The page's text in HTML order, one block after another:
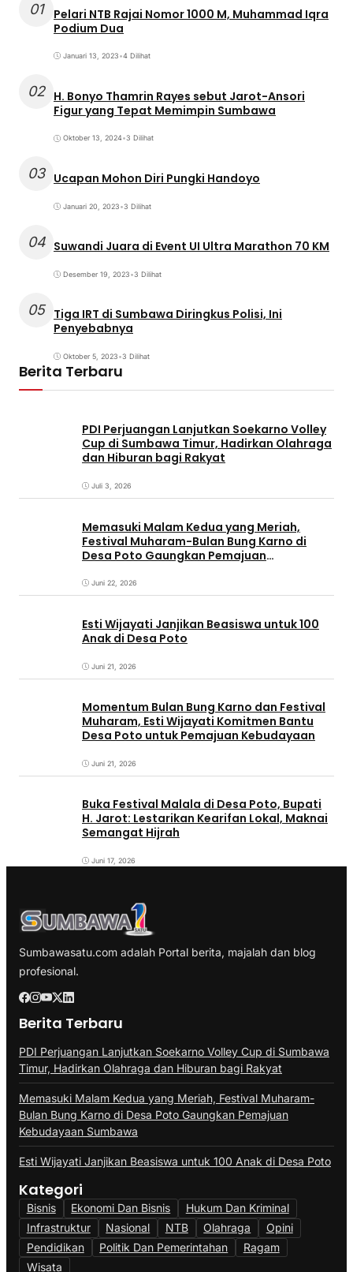
01
Pelari NTB Rajai Nomor 1000 M, Muhammad Iqra
Podium Dua
Januari 13, 2023•4 Dilihat
02 H. Bonyo Thamrin Rayes sebut Jarot-Ansori
Figur yang Tepat Memimpin Sumbawa
Oktober 13, 2024•3 Dilihat
03 Ucapan Mohon Diri Pungki Handoyo
Januari 20, 2023•3 Dilihat
04 Suwandi Juara di Event UI Ultra Marathon 70 KM
Desember 19, 2023•3 Dilihat
05 Tiga IRT di Sumbawa Diringkus Polisi, Ini
Penyebabnya
Oktober 5, 2023•3 Dilihat
Berita Terbaru
PDI Perjuangan Lanjutkan Soekarno Volley
Cup di Sumbawa Timur, Hadirkan Olahraga
dan Hiburan bagi Rakyat
Juli 3, 2026
Memasuki Malam Kedua yang Meriah,
Festival Muharam-Bulan Bung Karno di
Desa Poto Gaungkan Pemajuan
Juni 22, 2026
Esti Wijayati Janjikan Beasiswa untuk 100
Anak di Desa Poto
Juni 21, 2026
Momentum Bulan Bung Karno dan Festival
Muharam, Esti Wijayati Komitmen Bantu
Desa Poto untuk Pemajuan Kebudayaan
Juni 21, 2026
Buka Festival Malala di Desa Poto, Bupati
H. Jarot: Lestarikan Kearifan Lokal, Maknai
Semangat Hijrah
Juni 17, 2026
Sumbawasatu.com adalah Portal berita, majalah dan blog
profesional.
Berita Terbaru
PDI Perjuangan Lanjutkan Soekarno Volley Cup di Sumbawa
Timur, Hadirkan Olahraga dan Hiburan bagi Rakyat
Memasuki Malam Kedua yang Meriah, Festival Muharam-
Bulan Bung Karno di Desa Poto Gaungkan Pemajuan
Kebudayaan Sumbawa
Esti Wijayati Janjikan Beasiswa untuk 100 Anak di Desa Poto
Kategori
Bisnis Ekonomi Dan Bisnis
Hukum Dan Kriminal
Infrastruktur
Nasional NTB Olahraga
Opini
Pendidikan
Politik Dan Pemerintahan
Ragam
Wisata